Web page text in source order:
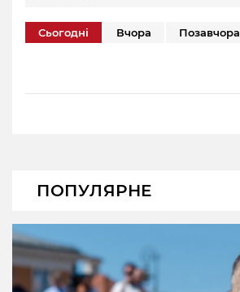
Сьогодні Вчора Позавчора
ПОПУЛЯРНЕ